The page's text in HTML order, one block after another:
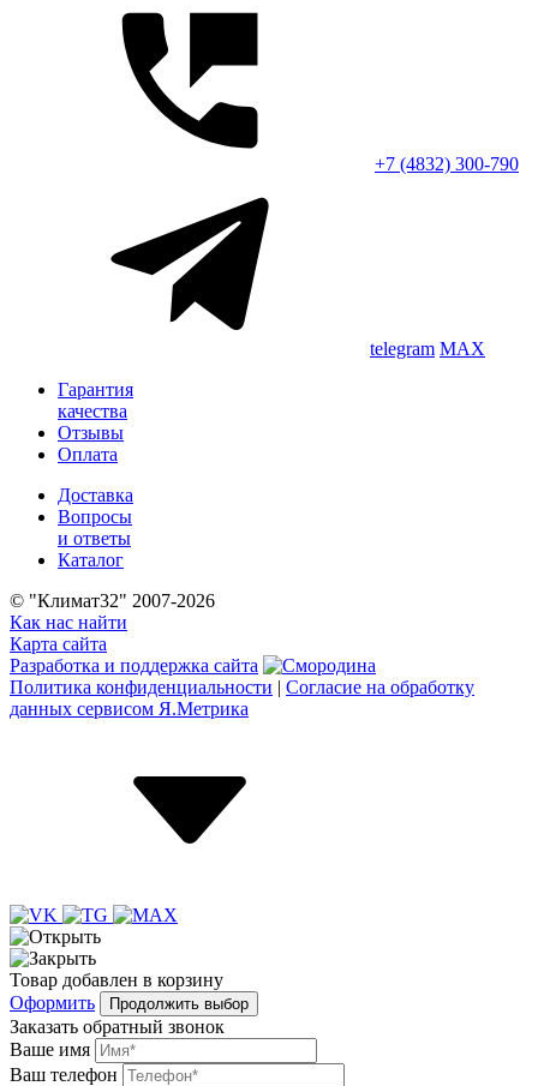
+7 (4832) 300-790
telegram MAX
Гарантия
качества
Отзывы
Оплата
Доставка
Вопросы
и ответы
Каталог
© "Климат32" 2007-2026
Как нас найти
Карта сайта
Разработка и поддержка сайта
Политика конфиденциальности | Согласие на обработку
данных сервисом Я.Метрика
Товар добавлен в корзину
Оформить
Продолжить выбор
Заказать обратный звонок
Ваше имя
Ваш телефон